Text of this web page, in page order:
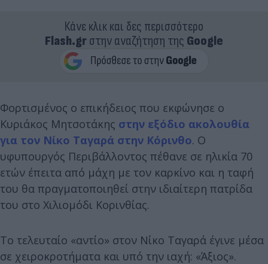
Κάνε κλικ και δες περισσότερο
Flash.grστην αναζήτηση της Google
Φορτισμένος ο επικήδειος που εκφώνησε ο
Κυριάκος Μητσοτάκης στην εξόδιο ακολουθία
για τον Νίκο Ταγαρά στην Κόρινθο. Ο
υφυπουργός Περιβάλλοντος πέθανε σε ηλικία 70
ετών έπειτα από μάχη με τον καρκίνο και η ταφή
του θα πραγματοποιηθεί στην ιδιαίτερη πατρίδα
του στο Χιλιομόδι Κορινθίας.
Το τελευταίο «αντίο» στον Νίκο Ταγαρά έγινε μέσα
σε χειροκροτήματα και υπό την ιαχή: «Άξιος».